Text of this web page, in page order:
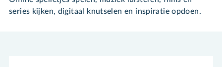
series kijken, digitaal knutselen en inspiratie opdoen.